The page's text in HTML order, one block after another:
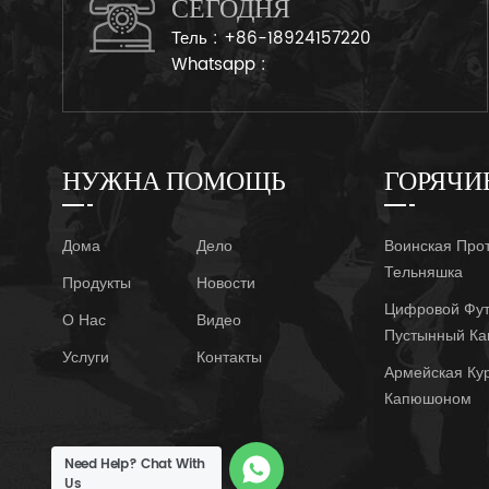
СЕГОДНЯ
Тель : +86-18924157220
Whatsapp :
НУЖНА ПОМОЩЬ
Дома
Продукты
О Нас
Услуги
Дело
Новости
Видео
Контакты
Воинская
Тельняшка
Цифровой
Пустынный
Армейская
Капюшоном
Need Help? Chat With
Us